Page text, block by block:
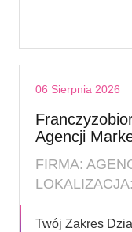
06 Sierpnia 2026
Agencji
FIRMA:
Twój Zakres